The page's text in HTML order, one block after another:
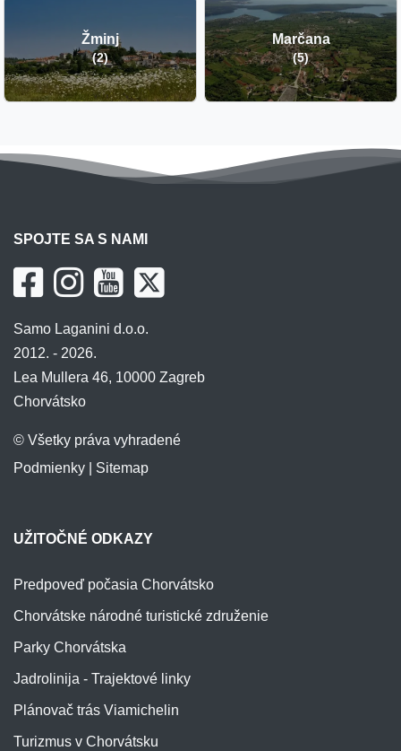
Žminj
(2)
Marčana
(5)
SPOJTE SA S NAMI
Samo Laganini d.o.o.
2012. - 2026.
Lea Mullera 46, 10000 Zagreb
Chorvátsko
© Všetky práva vyhradené
Podmienky
Sitemap
UŽITOČNÉ ODKAZY
Predpoveď počasia Chorvátsko
Chorvátske národné turistické združenie
Parky Chorvátska
Jadrolinija - Trajektové linky
Plánovač trás Viamichelin
Turizmus v Chorvátsku